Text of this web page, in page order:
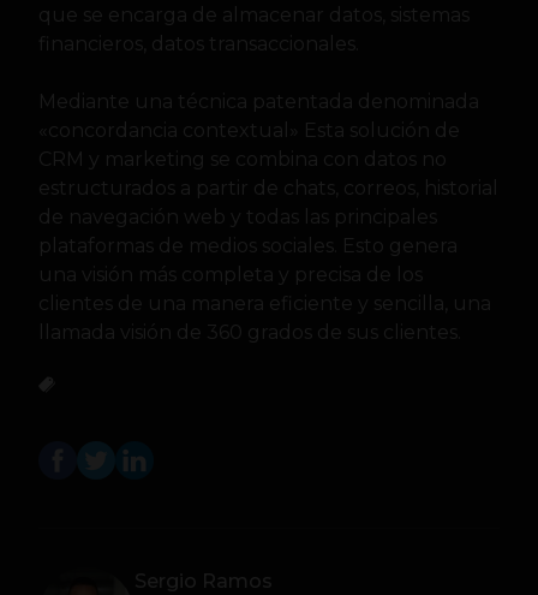
que se encarga de almacenar datos, sistemas
financieros, datos transaccionales.
Mediante una técnica patentada denominada
«concordancia contextual» Esta solución de
CRM y marketing se combina con datos no
estructurados a partir de chats, correos, historial
de navegación web y todas las principales
plataformas de medios sociales. Esto genera
una visión más completa y precisa de los
clientes de una manera eficiente y sencilla, una
llamada visión de 360 grados de sus clientes.
Sergio Ramos